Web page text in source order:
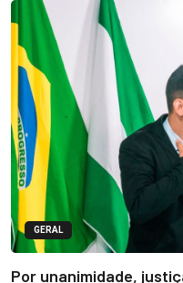
GERAL
Por unanimidade,